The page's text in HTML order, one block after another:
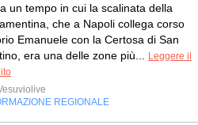
un tempo in cui la scalinata della
che a Napoli collega corso
Emanuele con la Certosa di San
era una delle zone più...
Leggere il
REGIONALE